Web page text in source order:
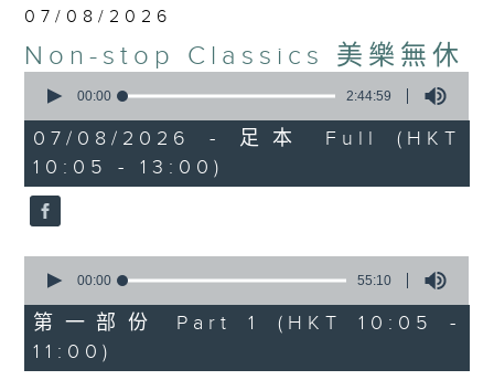
07/08/2026
Non-stop Classics 美樂無休
seconds
2
hours,
44
minutes,
59
seconds
00:00 2:44:59
07/08/2026 - 足本 Full (HKT
10:05 - 13:00)
seconds
55
minutes,
10
seconds
00:00 55:10
第一部份 Part 1 (HKT 10:05 -
11:00)